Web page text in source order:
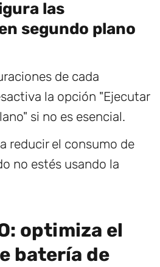
las
segundo plano
de cada
la opción "Ejecutar
si no es esencial.
reducir el consumo de
no estés usando la
optimiza el
batería de